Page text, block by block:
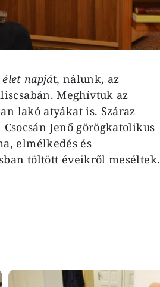
napját, nálunk, az
Meghívtuk az
lakó atyákat is. Száraz
Jenő görögkatolikus
elmélkedés és
töltött éveikről meséltek.
Image